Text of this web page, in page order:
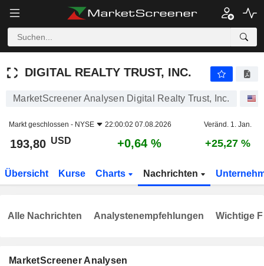
DIGITAL REALTY TRUST, INC.
MarketScreener Analysen Digital Realty Trust, Inc.
Markt geschlossen - NYSE 22:00:02 07.08.2026 Veränd. 1. Jan.
193,80 USD +0,64 % +25,27 %
Übersicht Kurse Charts Nachrichten
MarketScreener Analysen
Alle Nachrichten Analystenempfehlungen Wichtige